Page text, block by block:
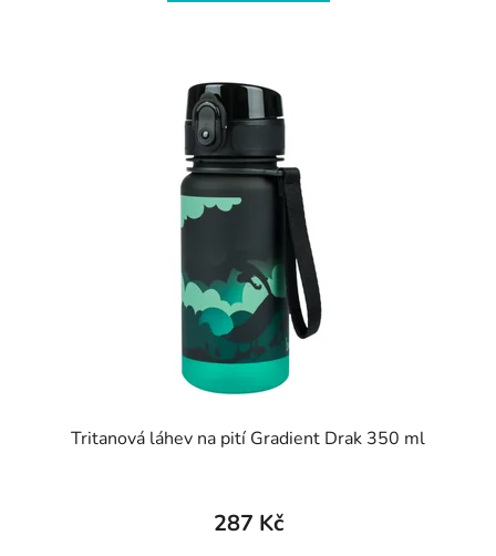
Tritanová láhev na pití Gradient Drak 350 ml
287 Kč